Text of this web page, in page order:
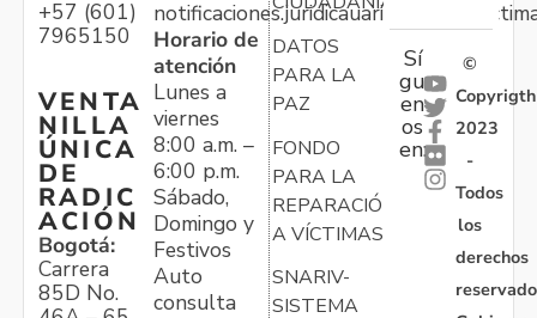
+57 (601)
7965150
VENTA
NILLA
ÚNICA
DE
RADIC
ACIÓN
Bogotá:
Carrera
85D No.
Horario de
atención
Lunes a
viernes
8:00 a.m. –
6:00 p.m.
Sábado,
Domingo y
Festivos
Auto
consulta
DATOS
PARA LA
PAZ
FONDO
PARA LA
REPARACIÓN
A VÍCTIMAS
SNARIV-
SISTEMA
Sí
gu
en
os
en:
©
Copyrigth
2023
-
Todos
los
derechos